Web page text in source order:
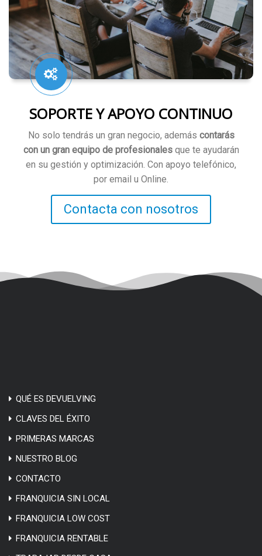
SOPORTE Y APOYO CONTINUO
No solo tendrás un gran negocio, además contarás
con un gran equipo de profesionalesque te ayudarán
en su gestión y optimización. Con apoyo telefónico,
por email u Online.
Contacta con nosotros
QUÉ ES DEVUELVING
CLAVES DEL ÉXITO
PRIMERAS MARCAS
NUESTRO BLOG
CONTACTO
FRANQUICIA SIN LOCAL
FRANQUICIA LOW COST
FRANQUICIA RENTABLE